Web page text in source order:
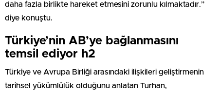
daha fazla birlikte hareket etmesini zorunlu kılmaktadır.”
diye konuştu.
Türkiye’nin AB’ye bağlanmasını
temsil ediyor h2
Türkiye ve Avrupa Birliği arasındaki ilişkileri geliştirmenin
tarihsel yükümlülük olduğunu anlatan Turhan,